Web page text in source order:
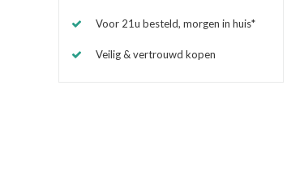
Voor 21u besteld, morgen in huis*
Veilig & vertrouwd kopen